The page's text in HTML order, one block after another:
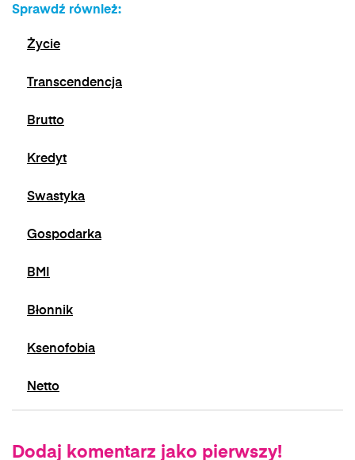
Sprawdź również:
Życie
Transcendencja
Brutto
Kredyt
Swastyka
Gospodarka
BMI
Błonnik
Ksenofobia
Netto
Dodaj komentarz jako pierwszy!